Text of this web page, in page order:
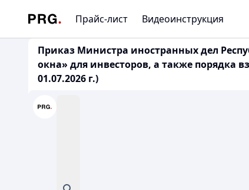
Прайс-лист Видеоинструкция
Приказ Министра иностранных дел
окна» для инвесторов, а также
01.07.2026 г.)